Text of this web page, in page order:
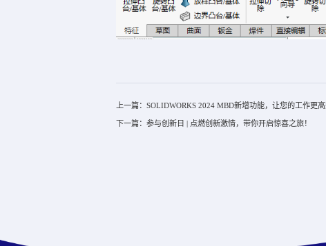
上一篇：SOLIDWORKS 2024 MBD新增功能，让您的工作更高
下一篇：参与创新日 | 点燃创新激情，带你开启惊喜之旅！